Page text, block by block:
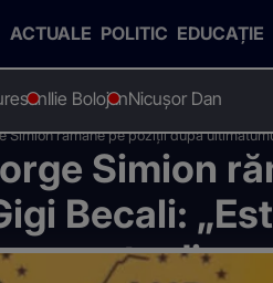
ACTUALE POLITIC EDUCAȚIE
Ilie BolojanNicușor Dan
Simion rămâne pe poziții după
Simion
Becali:
scoate din